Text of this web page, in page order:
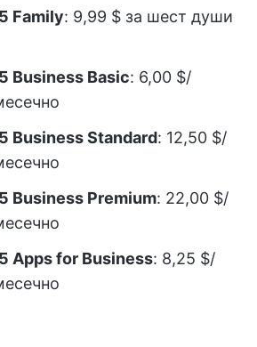
Family: 9,99 $ за шест души
Business Basic: 6,00 $/
Business Standard: 12,50 $/
Business Premium: 22,00 $/
Apps for Business: 8,25 $/